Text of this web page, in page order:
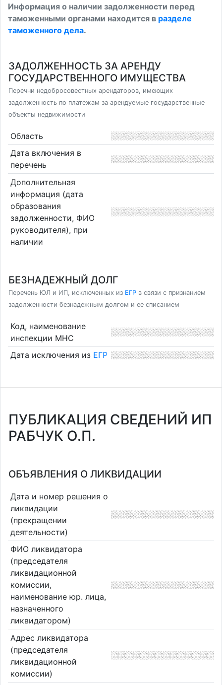
Информация о наличии задолженности перед
таможенными органами находится в разделе
таможенного дела.
ЗАДОЛЖЕННОСТЬ ЗА АРЕНДУ
ГОСУДАРСТВЕННОГО ИМУЩЕСТВА
Перечни недобросовестных арендаторов, имеющих
задолженность по платежам за арендуемые государственные
объекты недвижимости
Область
Дата включения в
перечень
Дополнительная
информация (дата
образования
задолженности, ФИО
руководителя), при
наличии
БЕЗНАДЕЖНЫЙ ДОЛГ
Перечень ЮЛ и ИП, исключенных из ЕГР в связи с признанием
задолженности безнадежным долгом и ее списанием
Код, наименование
инспекции МНС
Дата исключения из ЕГР
ПУБЛИКАЦИЯ СВЕДЕНИЙ ИП
РАБЧУК О.П.
ОБЪЯВЛЕНИЯ О ЛИКВИДАЦИИ
Дата и номер решения о
ликвидации
(прекращении
деятельности)
ФИО ликвидатора
(председателя
ликвидационной
комиссии,
наименование юр. лица,
назначенного
ликвидатором)
Адрес ликвидатора
(председателя
ликвидационной
комиссии)